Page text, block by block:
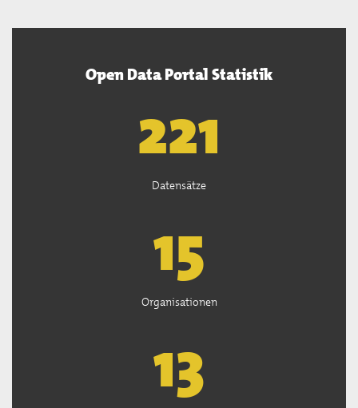
Open Data Portal Statistik
222
Datensätze
15
Organisationen
13